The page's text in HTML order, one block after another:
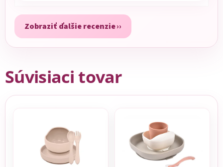
Zobraziť ďalšie recenzie
Súvisiaci tovar